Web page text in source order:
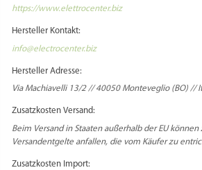
https://www.elettrocenter.biz
Hersteller Kontakt:
info@electrocenter.biz
Hersteller Adresse:
Via Machiavelli 13/2 // 40050 Monteveglio (BO) //
Zusatzkosten Versand:
Beim Versand in Staaten außerhalb der EU können
Versandentgelte anfallen, die vom Käufer zu
Zusatzkosten Import: